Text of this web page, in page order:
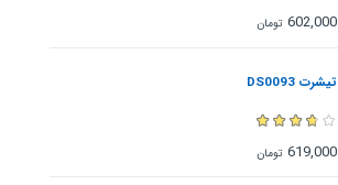
602,000 تومان
تیشرت DS0093
619,000 تومان